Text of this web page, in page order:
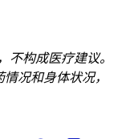
构成医疗建议。
况和身体状况，